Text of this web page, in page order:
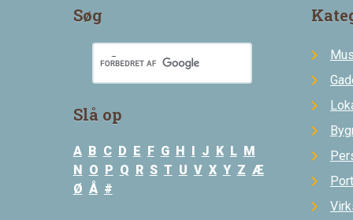
Søg
Slå op
A B C D E F G H J K L M
N
O P Q R S T U V X Y Z Æ
Ø Å #